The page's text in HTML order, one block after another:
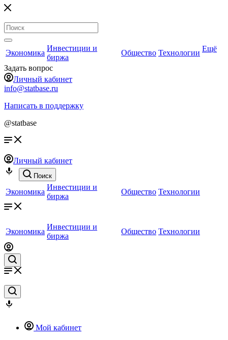
Экономика
Инвестиции и
биржа
Общество Технологии Ещё
Задать вопрос
Личный кабинет
info@statbase.ru
Написать в поддержку
@statbase
Личный кабинет
Поиск
Экономика
Инвестиции и
биржа
Общество Технологии
Экономика
Инвестиции и
биржа
Общество Технологии
Мой кабинет